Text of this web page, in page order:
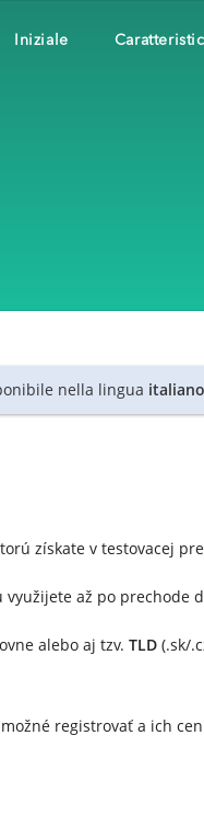
Iniziale
nella lingua italiano
získate v testovacej
využijete až po prechode
alebo aj tzv. TLD (.sk/
registrovať a ich